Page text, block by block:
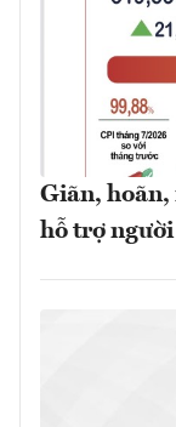
Giãn, hoãn,
hỗ trợ